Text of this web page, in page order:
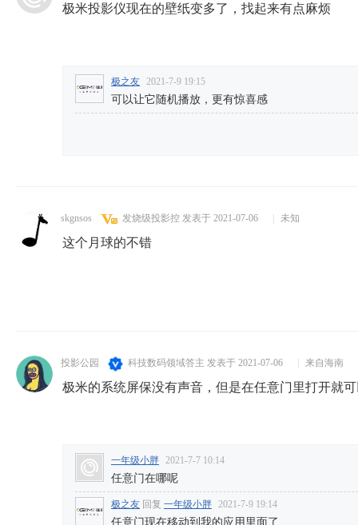
极米投影仪现在的壁纸变多了，找起来有点麻烦
极之友 2021-7-9 19:15
可以让它随机播放，更有惊喜感
skgnsos 发烧级投影控 发表于 2021-07-06 未知
这个月球的不错
投影公园 科技数码领域答主 发表于 2021-07-06 来自海南
极米的系统屏保没有声音，但是在任意门里打开就
一年级小胖 2021-7-7 10:14
任意门在哪呢
极之友 回复 一年级小胖 2021-7-9 19:14
任意门现在移动到我的应用里面了